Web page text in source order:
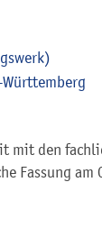
mit den
Fassung